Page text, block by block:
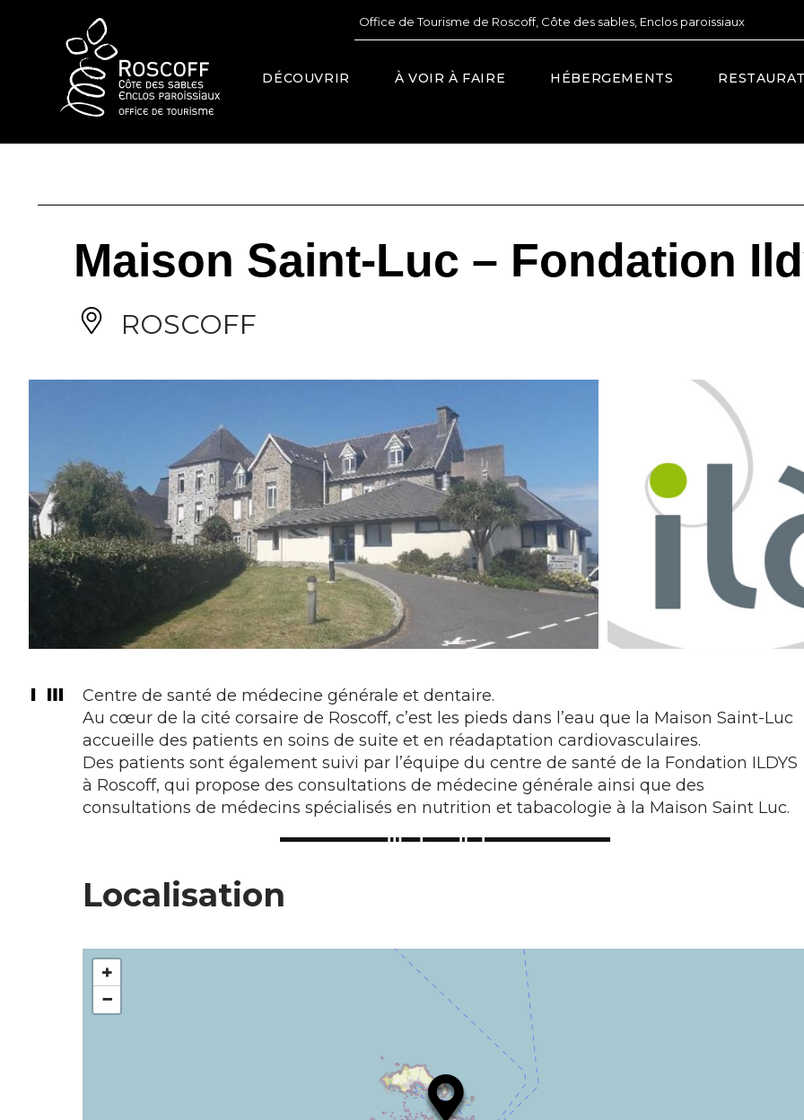
Office de Tourisme de Roscoff, Côte des sables, Enclos paroissiaux
DÉCOUVRIR À VOIR À FAIRE HÉBERGEMENTS
Maison Saint-Luc – Fondation
ROSCOFF
Centre de santé de médecine générale et dentaire.
Au cœur de la cité corsaire de Roscoff, c’est les pieds dans l’eau que la Maison Saint-Luc
accueille des patients en soins de suite et en réadaptation cardiovasculaires.
Des patients sont également suivi par l’équipe du centre de santé de la Fondation ILDYS
à Roscoff, qui propose des consultations de médecine générale ainsi que des
consultations de médecins spécialisés en nutrition et tabacologie à la Maison Saint Luc.
Localisation
+
−